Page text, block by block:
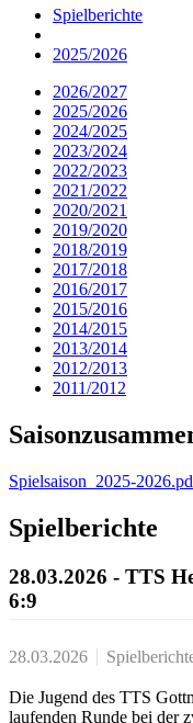
Spielberichte
2025/2026
2026/2027
2025/2026
2024/2025
2023/2024
2022/2023
2021/2022
2020/2021
2019/2020
2018/2019
2017/2018
2016/2017
2015/2016
2014/2015
2013/2014
2012/2013
2011/2012
Spielsaison_2025-
Spielberichte
28.03.2026 - TTS
6:9
28.03.2026
Die Jugend des TTS
laufenden Runde bei der